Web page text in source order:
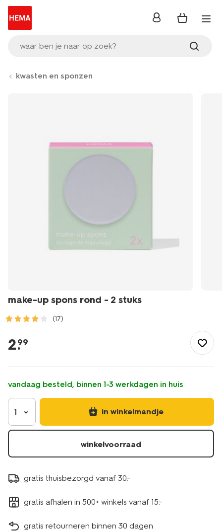
waar ben je naar op zoek?
inloggen
kwasten en sponzen
make-up spons rond - 2 stuks
(17)
gezond/make-
up/make-
accessoires/kwasten/make-
spons-
rond-
-2-
stuks-
2.
99
vandaag besteld, binnen 1-3 werkdagen in huis
1 in winkelmandje
winkelvoorraad
gratis thuisbezorgd vanaf 30.-
gratis afhalen in 500+ winkels vanaf 15.-
gratis retourneren binnen 30 dagen